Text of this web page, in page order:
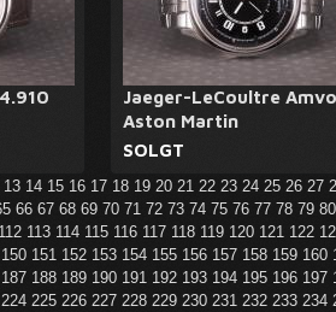
Jaeger-LeCoultre
Aston Martin
SOLGT
13 14 15 16 17 18 19 20 21 22 23 24 25 26 27
66 67 68 69 70 71 72 73 74 75 76 77 78 79
112 113 114 115 116 117 118 119 120 121 122
150 151 152 153 154 155 156 157 158 159 160
187 188 189 190 191 192 193 194 195 196 197
224 225 226 227 228 229 230 231 232 233 234